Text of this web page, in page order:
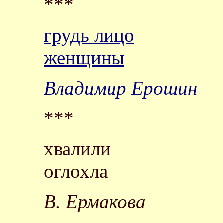
***
грудь лицо
женщины
Владимир Ерошин
***
хвалили
оглохла
В. Ермакова